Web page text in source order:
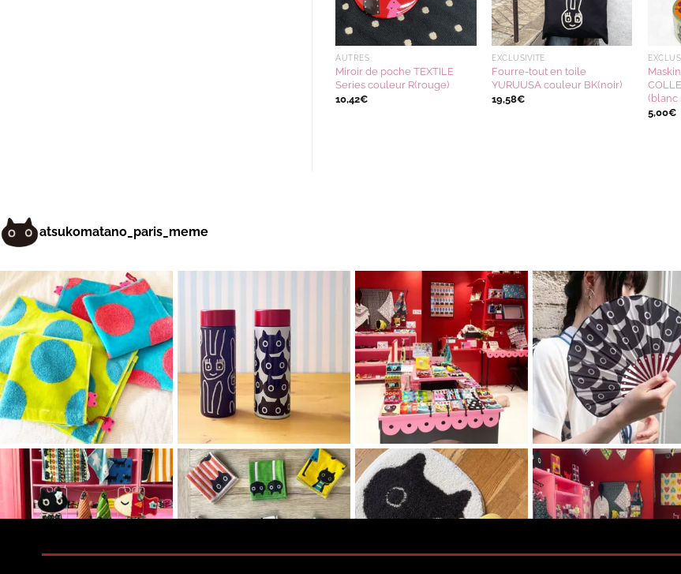
AUTRES
Miroir de poche TEXTILE
Series couleur R(rouge)
10,42€
EXCLUSIVITÉ
Fourre-tout en toile
YURUUSA couleur BK(noir)
19,58€
(blanc
5,00€
atsukomatano_paris_meme